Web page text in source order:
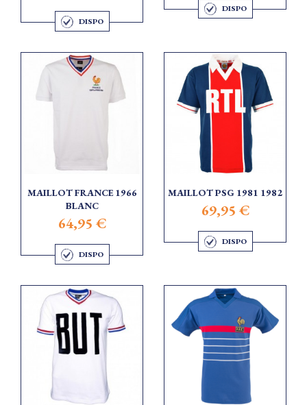
DISPO
DISPO
MAILLOT FRANCE 1966
BLANC
64,95 €
DISPO
MAILLOT PSG 1981 1982
69,95 €
DISPO